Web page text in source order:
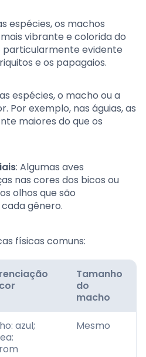
espécies, os machos
vibrante e colorida do
particularmente evidente
e os papagaios.
espécies, o macho ou a
Por exemplo, nas águias, as
maiores do que os
: Algumas aves
nas cores dos bicos ou
olhos que são
gênero.
físicas comuns:
Tamanho
do
macho
azul;
Mesmo